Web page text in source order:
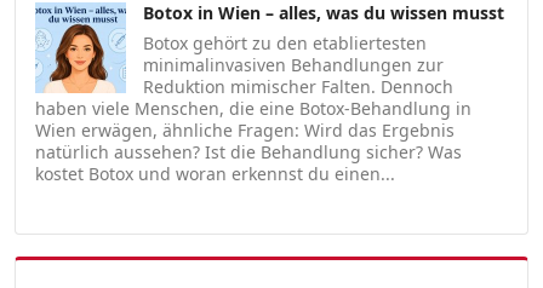
Botox in Wien – alles, was du wissen musst
Botox gehört zu den etabliertesten
minimalinvasiven Behandlungen zur
Reduktion mimischer Falten. Dennoch
haben viele Menschen, die eine Botox-Behandlung in
Wien erwägen, ähnliche Fragen: Wird das Ergebnis
natürlich aussehen? Ist die Behandlung sicher? Was
kostet Botox und woran erkennst du einen...